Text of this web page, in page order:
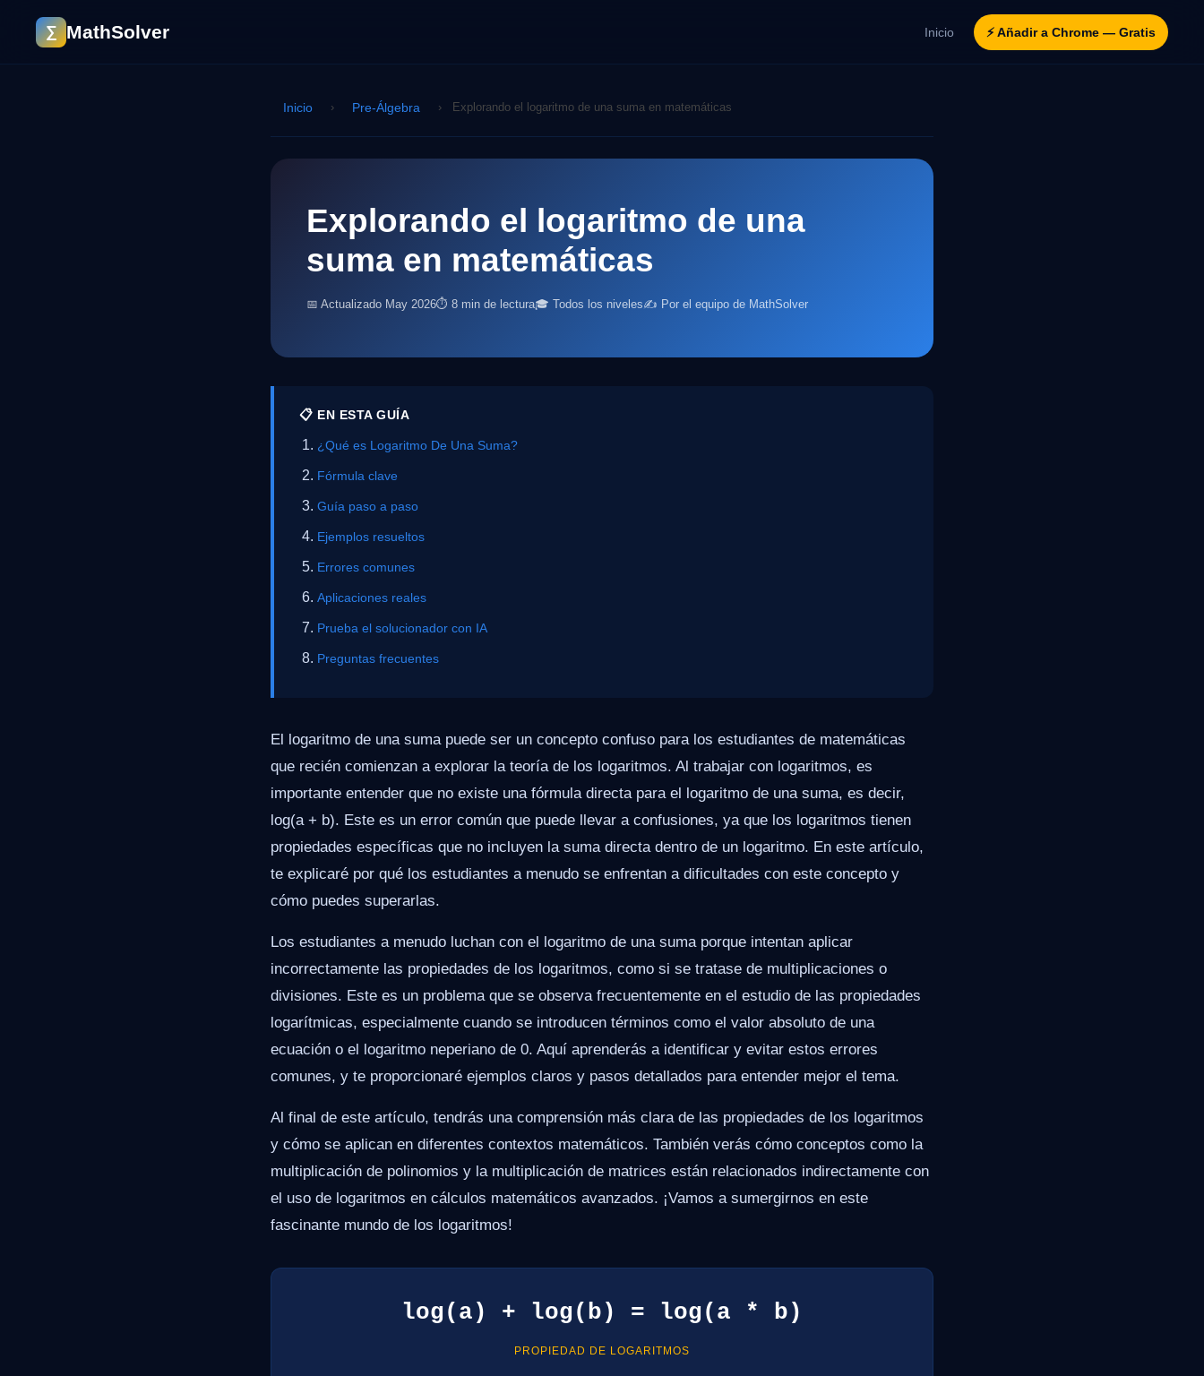
∑ MathSolver Inicio ⚡ Añadir a Chrome — Gratis
Inicio › Pre-Álgebra › Explorando el logaritmo de una suma en matemáticas
Explorando el logaritmo de una
suma en matemáticas
📅 Actualizado May 2026⏱ 8 min de lectura🎓 Todos los niveles✍️ Por el equipo de MathSolver
📋 EN ESTA GUÍA
¿Qué es Logaritmo De Una Suma?
Fórmula clave
Guía paso a paso
Ejemplos resueltos
Errores comunes
Aplicaciones reales
Prueba el solucionador con IA
Preguntas frecuentes
El logaritmo de una suma puede ser un concepto confuso para los estudiantes de matemáticas
que recién comienzan a explorar la teoría de los logaritmos. Al trabajar con logaritmos, es
importante entender que no existe una fórmula directa para el logaritmo de una suma, es decir,
log(a + b). Este es un error común que puede llevar a confusiones, ya que los logaritmos tienen
propiedades específicas que no incluyen la suma directa dentro de un logaritmo. En este artículo,
te explicaré por qué los estudiantes a menudo se enfrentan a dificultades con este concepto y
cómo puedes superarlas.
Los estudiantes a menudo luchan con el logaritmo de una suma porque intentan aplicar
incorrectamente las propiedades de los logaritmos, como si se tratase de multiplicaciones o
divisiones. Este es un problema que se observa frecuentemente en el estudio de las propiedades
logarítmicas, especialmente cuando se introducen términos como el valor absoluto de una
ecuación o el logaritmo neperiano de 0. Aquí aprenderás a identificar y evitar estos errores
comunes, y te proporcionaré ejemplos claros y pasos detallados para entender mejor el tema.
Al final de este artículo, tendrás una comprensión más clara de las propiedades de los logaritmos
y cómo se aplican en diferentes contextos matemáticos. También verás cómo conceptos como la
multiplicación de polinomios y la multiplicación de matrices están relacionados indirectamente con
el uso de logaritmos en cálculos matemáticos avanzados. ¡Vamos a sumergirnos en este
fascinante mundo de los logaritmos!
log(a) + log(b) = log(a * b)
PROPIEDAD DE LOGARITMOS